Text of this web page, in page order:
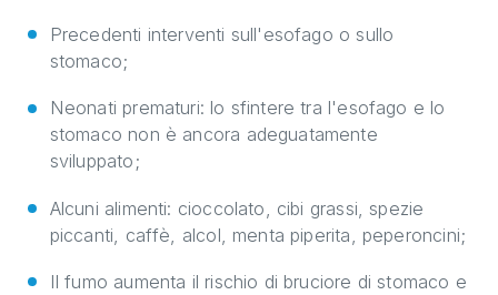
Precedenti interventi sull'esofago o sullo
stomaco;
Neonati prematuri: lo sfintere tra l'esofago e lo
stomaco non è ancora adeguatamente
sviluppato;
Alcuni alimenti: cioccolato, cibi grassi, spezie
piccanti, caffè, alcol, menta piperita, peperoncini;
Il fumo aumenta il rischio di bruciore di stomaco e